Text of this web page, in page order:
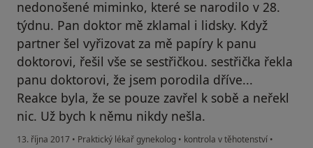
nedonošené miminko, které se narodilo v 28.
týdnu. Pan doktor mě zklamal i lidsky. Když
partner šel vyřizovat za mě papíry k panu
doktorovi, řešil vše se sestřičkou. sestřička řekla
panu doktorovi, že jsem porodila dříve...
Reakce byla, že se pouze zavřel k sobě a neřekl
nic. Už bych k němu nikdy nešla.
13. října 2017 • Praktický lékař gynekolog • kontrola v těhotenství •